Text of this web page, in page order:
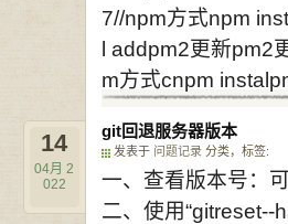
7//npm方式npm
l addpm2更新
m方式cnpm
git回退服务器版本
发表于 问题记录 分类，标签:
14
04月 2
022
一、查看版本号：
二、使用“gitreset--